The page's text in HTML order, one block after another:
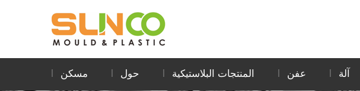
مسكن حول المنتجات البلاستيكية عفن آلة